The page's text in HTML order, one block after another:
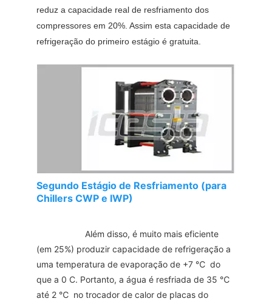
reduz a capacidade real de resfriamento dos
compressores em 20%. Assim esta capacidade de
refrigeração do primeiro estágio é gratuita.
Segundo Estágio de Resfriamento (para
Chillers CWP e IWP)
Além disso, é muito mais eficiente
(em 25%) produzir capacidade de refrigeração a
uma temperatura de evaporação de +7 ℃ do
que a 0 C. Portanto, a água é resfriada de 35
até 2 ℃ no trocador de calor de placas do